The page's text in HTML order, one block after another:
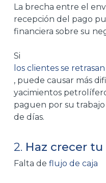
La brecha entre el
recepción del pago
financiera sobre su
Si
los clientes se
, puede causar más
yacimientos
paguen por su
de días.
2. Haz crecer
Falta de flujo de caja